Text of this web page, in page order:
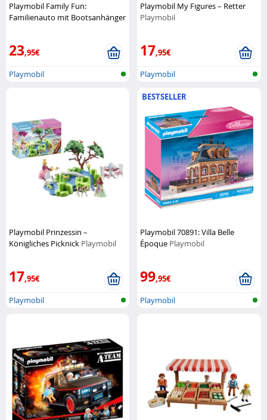
Playmobil Family Fun:
Familienauto mit Bootsanhänger
23,95€
Playmobil
Playmobil My Figures – Retter
Playmobil
17,95€
Playmobil
Playmobil Prinzessin –
Königliches Picknick Playmobil
17,95€
Playmobil
BESTSELLER
Playmobil 70891: Villa Belle
Époque Playmobil
99,95€
Playmobil